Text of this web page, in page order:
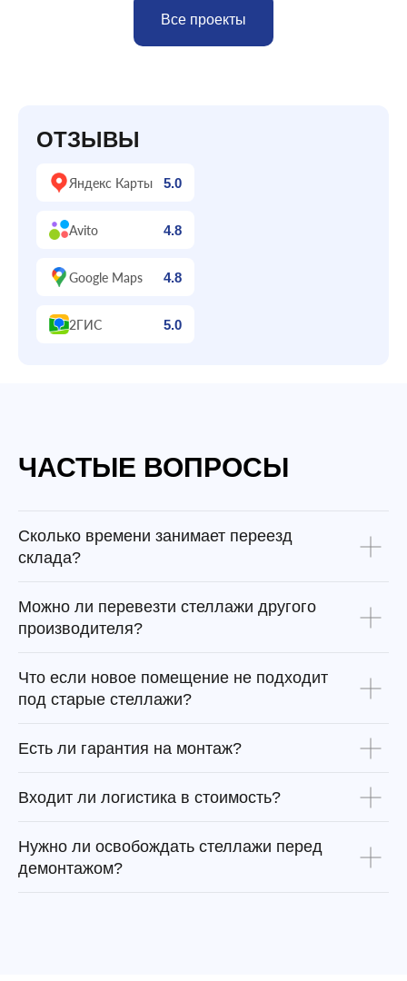
Все проекты
ОТЗЫВЫ
Яндекс Карты 5.0
Avito 4.8
Google Maps 4.8
2ГИС 5.0
ЧАСТЫЕ ВОПРОСЫ
Сколько времени занимает переезд
склада?
Можно ли перевезти стеллажи другого
производителя?
Что если новое помещение не подходит
под старые стеллажи?
Есть ли гарантия на монтаж?
Входит ли логистика в стоимость?
Нужно ли освобождать стеллажи перед
демонтажом?